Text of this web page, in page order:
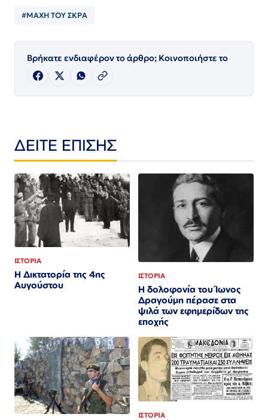
#ΜΑΧΗ ΤΟΥ ΣΚΡΑ
Βρήκατε ενδιαφέρον το άρθρο; Κοινοποιήστε το
ΔΕΙΤΕ ΕΠΙΣΗΣ
ΙΣΤΟΡΙΑ
Η Δικτατορία της 4ης
Αυγούστου
ΙΣΤΟΡΙΑ
Η δολοφονία του Ίωνος
Δραγούμη πέρασε στα
ψιλά των εφημερίδων της
εποχής
ΙΣΤΟΡΙΑ